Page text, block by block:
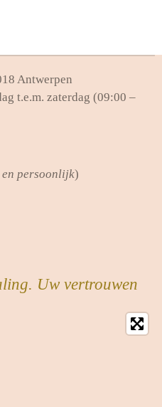
Antwerpen
t.e.m. zaterdag (09:00 –
persoonlijk)
Uw vertrouwen